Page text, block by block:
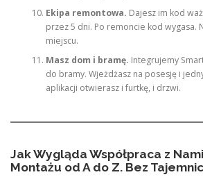
Ekipa remontowa. Dajesz im kod
przez 5 dni. Po remoncie kod wygasa.
miejscu.
Masz dom i bramę. Integrujemy
do bramy. Wjeżdżasz na posesję i
aplikacji otwierasz i furtkę, i drzwi.
Jak Wygląda Współpraca z
Montażu od A do Z. Bez